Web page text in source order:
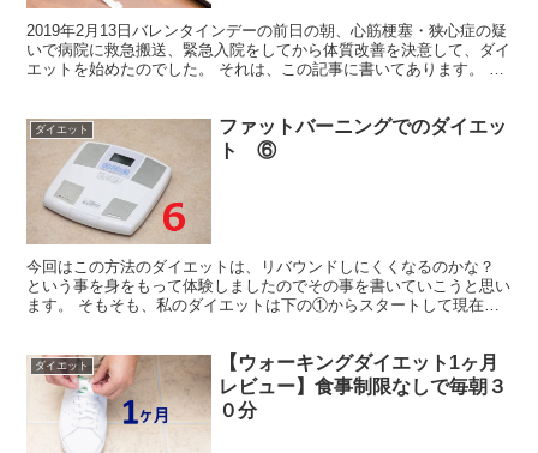
2019年2月13日バレンタインデーの前日の朝、心筋梗塞・狭心症の疑
いで病院に救急搬送、緊急入院をしてから体質改善を決意して、ダイ
エットを始めたのでした。 それは、この記事に書いてあります。 入
ダイエット
ファットバーニングでのダイエッ
ト ⑥
今回はこの方法のダイエットは、リバウンドしにくくなるのかな？
という事を身をもって体験しましたのでその事を書いていこうと思い
ます。 そもそも、私のダイエットは下の①からスタートして現在に
ダイエット
【ウォーキングダイエット1ヶ月
レビュー】食事制限なしで毎朝３
０分